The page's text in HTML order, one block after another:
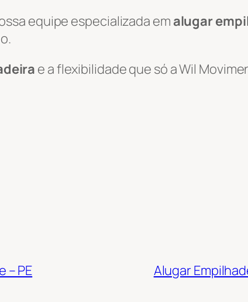
equipe especializada em alugar
e a flexibilidade que só a Wil
– PE Alugar